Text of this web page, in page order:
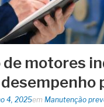
motores
4, 2025em Manutenção